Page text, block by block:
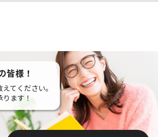
皆様！
てください。
ます！